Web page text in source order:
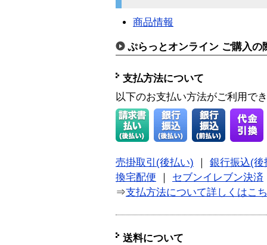
商品情報
ぷらっとオンライン ご購入の
支払方法について
以下のお支払い方法がご利用で
売掛取引(後払い)
銀行振込(後
換宅配便
セブンイレブン決済
⇒支払方法について詳しくはこ
送料について